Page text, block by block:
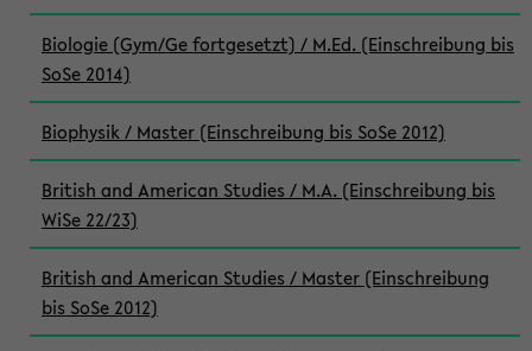
Biologie (Gym/Ge fortgesetzt) / M.Ed. (Einschreibung bis
SoSe 2014)
Biophysik / Master (Einschreibung bis SoSe 2012)
British and American Studies / M.A. (Einschreibung bis
WiSe 22/23)
British and American Studies / Master (Einschreibung
bis SoSe 2012)